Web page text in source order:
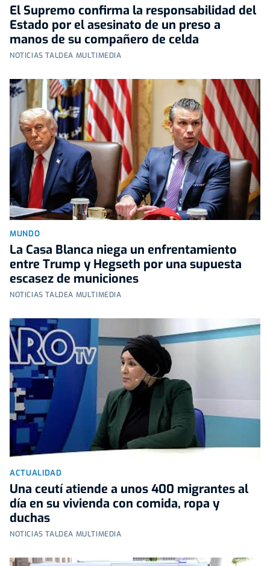
El Supremo confirma la responsabilidad del
Estado por el asesinato de un preso a
manos de su compañero de celda
NOTICIAS TALDEA MULTIMEDIA
MUNDO
La Casa Blanca niega un enfrentamiento
entre Trump y Hegseth por una supuesta
escasez de municiones
NOTICIAS TALDEA MULTIMEDIA
ACTUALIDAD
Una ceutí atiende a unos 400 migrantes al
día en su vivienda con comida, ropa y
duchas
NOTICIAS TALDEA MULTIMEDIA